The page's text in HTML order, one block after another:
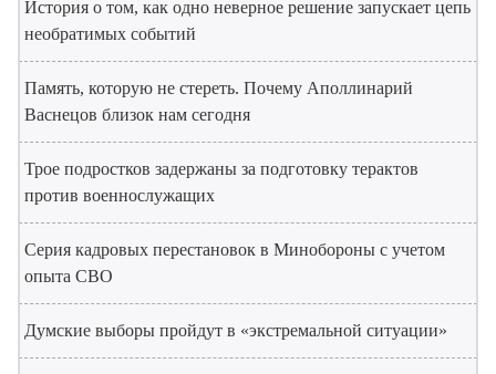
История о том, как одно неверное решение запускает цепь
необратимых событий
Память, которую не стереть. Почему Аполлинарий
Васнецов близок нам сегодня
Трое подростков задержаны за подготовку терактов
против военнослужащих
Серия кадровых перестановок в Минобороны с учетом
опыта СВО
Думские выборы пройдут в «экстремальной ситуации»